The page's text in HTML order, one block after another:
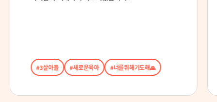
#손을흔들며 #함께인사